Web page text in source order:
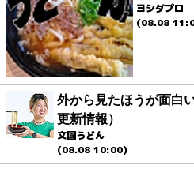
ヨシダプロ
(08.08
外から見たほうが面白
更新情報）
文園うどん
(08.08 10:00)